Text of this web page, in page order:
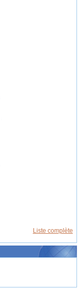
Liste complète